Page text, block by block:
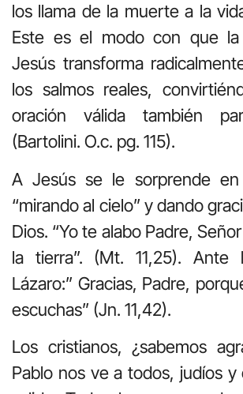
los llama de la muerte a la
Este es el modo con que
Jesús transforma
los salmos reales,
oración válida también
(Bartolini. O.c. pg. 115).
A Jesús se le sorprende
“mirando al cielo” y dando
Dios. “Yo te alabo Padre,
la tierra”. (Mt. 11,25).
Lázaro:” Gracias, Padre,
escuchas” (Jn. 11,42).
Los cristianos, ¿sabemos
Pablo nos ve a todos, judíos y